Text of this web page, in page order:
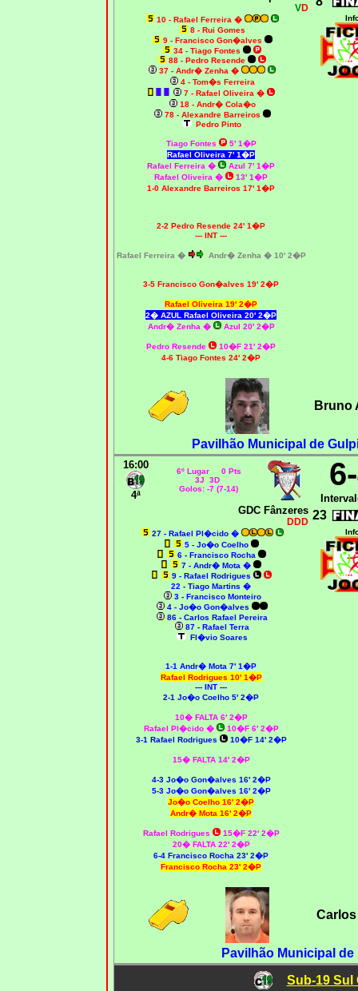
VD
10 - Rafael Ferreira �
8 - Rui Gomes
9 - Francisco Gon�alves
34 - Tiago Fontes
88 - Pedro Resende
37 - Andr� Zenha �
4 - Tom�s Ferreira
7 - Rafael Oliveira �
18 - Andr� Cola�o
78 - Alexandre Barreiros
Pedro Pinto
Tiago Fontes
5' 1�P
Rafael Oliveira 7' 1�P
Rafael Ferreira �
Azul 7' 1�P
Rafael Oliveira �
13' 1�P
1-0 Alexandre Barreiros 17' 1�P
2-2 Pedro Resende 24' 1�P
--- INT ---
Rafael Ferreira � Andr� Zenha � 10' 2�P
3-5 Francisco Gon�alves 19' 2�P
Rafael Oliveira 19' 2�P
2� AZUL Rafael Oliveira 20' 2�P
Andr� Zenha � Azul 20' 2�P
Pedro Resende
10�F 21' 2�P
4-6 Tiago Fontes 24' 2�P
Bruno
Pavilhão Municipal de
16:00
4ª
6º Lugar 0 Pts
3J 3D
Golos: -7 (7-14)
GDC Fânzeres
DDD 23
27 - Rafael Pl�cido �
5 - Jo�o Coelho
6 - Francisco Rocha
7 - Andr� Mota �
9 - Rafael Rodrigues
22 - Tiago Martins �
3 - Francisco Monteiro
4 - Jo�o Gon�alves
86 - Carlos Rafael Pereira
87 - Rafael Terra
Fl�vio Soares
1-1 Andr� Mota 7' 1�P
Rafael Rodrigues 10' 1�P
--- INT ---
2-1 Jo�o Coelho 5' 2�P
10� FALTA 6' 2�P
Rafael Pl�cido �
10�F 6' 2�P
3-1 Rafael Rodrigues
10�F 14' 2�P
15� FALTA 14' 2�P
4-3 Jo�o Gon�alves 16' 2�P
5-3 Jo�o Gon�alves 16' 2�P
Jo�o Coelho 16' 2�P
Andr� Mota 16' 2�P
Rafael Rodrigues
15�F 22' 2�P
20� FALTA 22' 2�P
6-4 Francisco Rocha 23' 2�P
Francisco Rocha 23' 2�P
Pavilhão Municipal
Sub-19 Sul